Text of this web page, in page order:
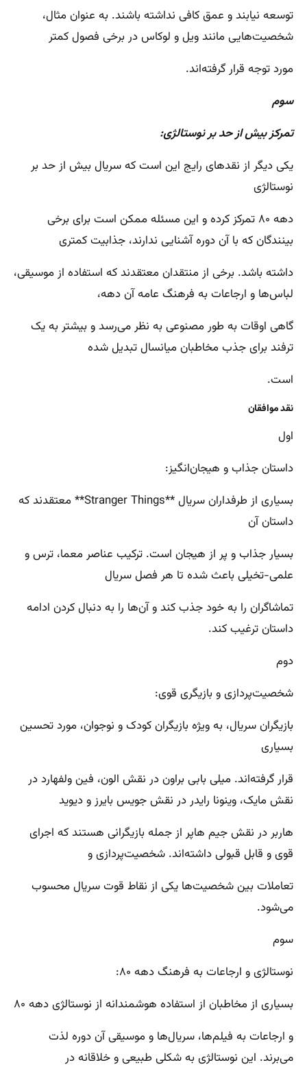
توسعه نیابند و عمق کافی نداشته باشند. به عنوان مثال،
شخصیت‌هایی مانند ویل و لوکاس در برخی فصول کمتر
مورد توجه قرار گرفته‌اند.
سوم
تمرکز بیش از حد بر نوستالژی:
یکی دیگر از نقدهای رایج این است که سریال بیش از حد بر
نوستالژی
دهه ۸۰ تمرکز کرده و این مسئله ممکن است برای برخی
بینندگان که با آن دوره آشنایی ندارند، جذابیت کمتری
داشته باشد. برخی از منتقدان معتقدند که استفاده از موسیقی،
لباس‌ها و ارجاعات به فرهنگ عامه آن دهه،
گاهی اوقات به طور مصنوعی به نظر می‌رسد و بیشتر به یک
ترفند برای جذب مخاطبان میانسال تبدیل شده
است.
نقد موافقان
اول
داستان جذاب و هیجان‌انگیز:
بسیاری از طرفداران سریال **Stranger Things** معتقدند که
داستان آن
بسیار جذاب و پر از هیجان است. ترکیب عناصر معما، ترس و
علمی-تخیلی باعث شده تا هر فصل سریال
تماشاگران را به خود جذب کند و آن‌ها را به دنبال کردن ادامه
داستان ترغیب کند.
دوم
شخصیت‌پردازی و بازیگری قوی:
بازیگران سریال، به ویژه بازیگران کودک و نوجوان، مورد تحسین
بسیاری
قرار گرفته‌اند. میلی بابی براون در نقش الون، فین ولفهارد در
نقش مایک، وینونا رایدر در نقش جویس بایرز و دیوید
هاربر در نقش جیم هاپر از جمله بازیگرانی هستند که اجرای
قوی و قابل قبولی داشته‌اند. شخصیت‌پردازی و
تعاملات بین شخصیت‌ها یکی از نقاط قوت سریال محسوب
می‌شود.
سوم
نوستالژی و ارجاعات به فرهنگ دهه ۸۰:
بسیاری از مخاطبان از استفاده هوشمندانه از نوستالژی دهه ۸۰
و ارجاعات به فیلم‌ها، سریال‌ها و موسیقی آن دوره لذت
می‌برند. این نوستالژی به شکلی طبیعی و خلاقانه در